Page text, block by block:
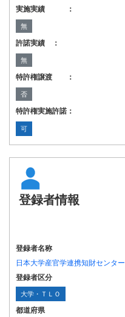
実施実績 ：
無
許諾実績 ：
無
特許権譲渡 ：
否
特許権実施許諾：
可
登録者情報
登録者名称
日本大学産官学連携知財センター
登録者区分
大学・ＴＬＯ
都道府県